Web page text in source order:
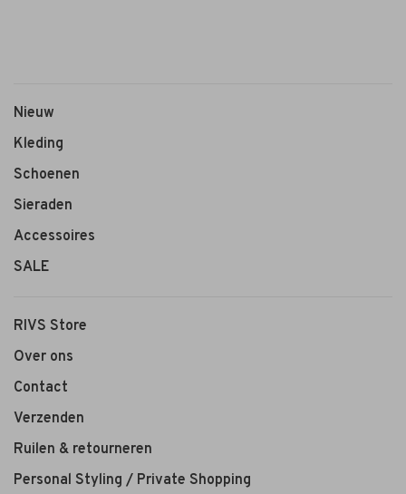
Steep
rood
Nieuw
Kleding
Schoenen
Sieraden
Accessoires
SALE
RIVS Store
Over ons
Contact
Verzenden
Ruilen & retourneren
Personal Styling / Private Shopping